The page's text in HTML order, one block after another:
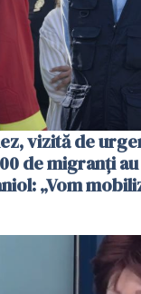
vizită de
de migranți
„Vom